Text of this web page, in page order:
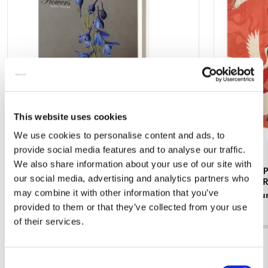
This website uses cookies
We use cookies to personalise content and ads, to
provide social media features and to analyse our traffic.
We also share information about your use of our site with
our social media, advertising and analytics partners who
may combine it with other information that you’ve
provided to them or that they’ve collected from your use
of their services.
Kaartenmapje met env, groot: Beautiful
Flowers, Ingrid Smuling
€ 9,99
haori with
€ 9,99